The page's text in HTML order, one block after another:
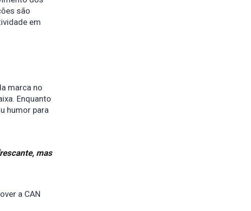
são
em
marca no
Enquanto
humor para
mas
a CAN